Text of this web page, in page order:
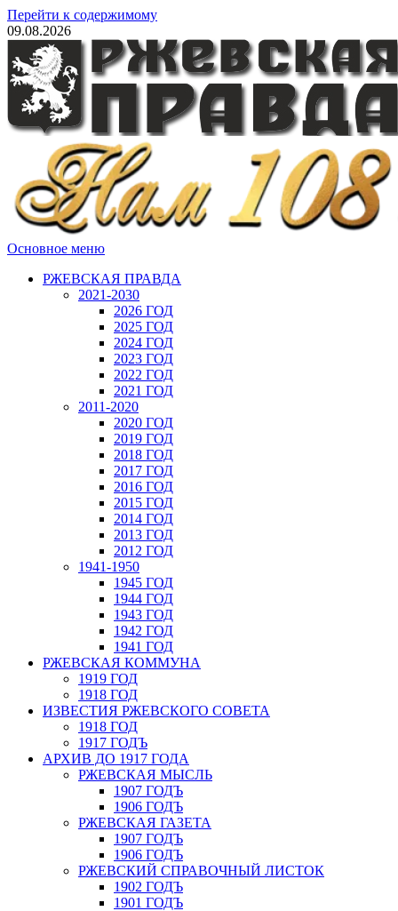
Перейти к содержимому
09.08.2026
Основное меню
РЖЕВСКАЯ ПРАВДА
2021-2030
2026 ГОД
2025 ГОД
2024 ГОД
2023 ГОД
2022 ГОД
2021 ГОД
2011-2020
2020 ГОД
2019 ГОД
2018 ГОД
2017 ГОД
2016 ГОД
2015 ГОД
2014 ГОД
2013 ГОД
2012 ГОД
1941-1950
1945 ГОД
1944 ГОД
1943 ГОД
1942 ГОД
1941 ГОД
РЖЕВСКАЯ КОММУНА
1919 ГОД
1918 ГОД
ИЗВЕСТИЯ РЖЕВСКОГО СОВЕТА
1918 ГОД
1917 ГОДЪ
АРХИВ ДО 1917 ГОДА
РЖЕВСКАЯ МЫСЛЬ
1907 ГОДЪ
1906 ГОДЪ
РЖЕВСКАЯ ГАЗЕТА
1907 ГОДЪ
1906 ГОДЪ
РЖЕВСКИЙ СПРАВОЧНЫЙ ЛИСТОК
1902 ГОДЪ
1901 ГОДЪ